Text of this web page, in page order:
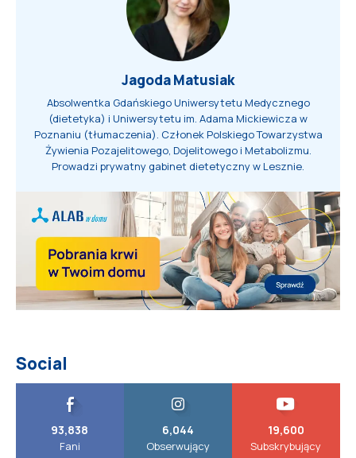
Jagoda Matusiak
Absolwentka Gdańskiego Uniwersytetu Medycznego
(dietetyka) i Uniwersytetu im. Adama Mickiewicza w
Poznaniu (tłumaczenia). Członek Polskiego Towarzystwa
Żywienia Pozajelitowego, Dojelitowego i Metabolizmu.
Prowadzi prywatny gabinet dietetyczny w Lesznie.
Social
93,838
Fani
6,044
Obserwujący
19,600
Subskrybujący